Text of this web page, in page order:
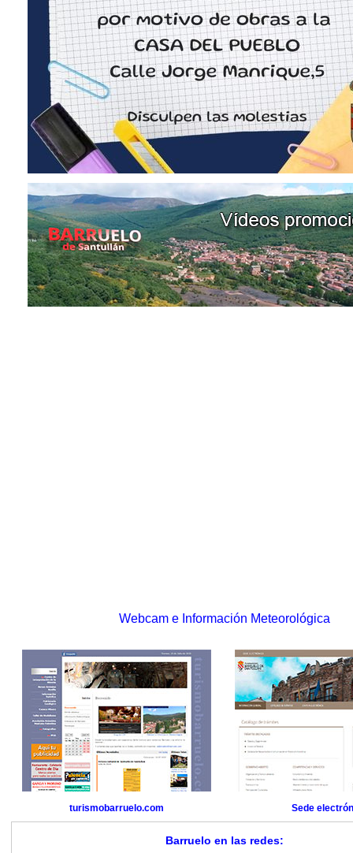
Webcam e Información Meteorológica
turismobarruelo.com Sede
Barruelo en las redes: